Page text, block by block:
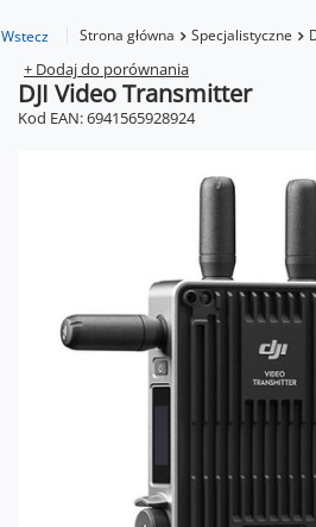
Wstecz Strona główna Specjalistyczne
+ Dodaj do porównania
DJI Video Transmitter
Kod EAN: 6941565928924